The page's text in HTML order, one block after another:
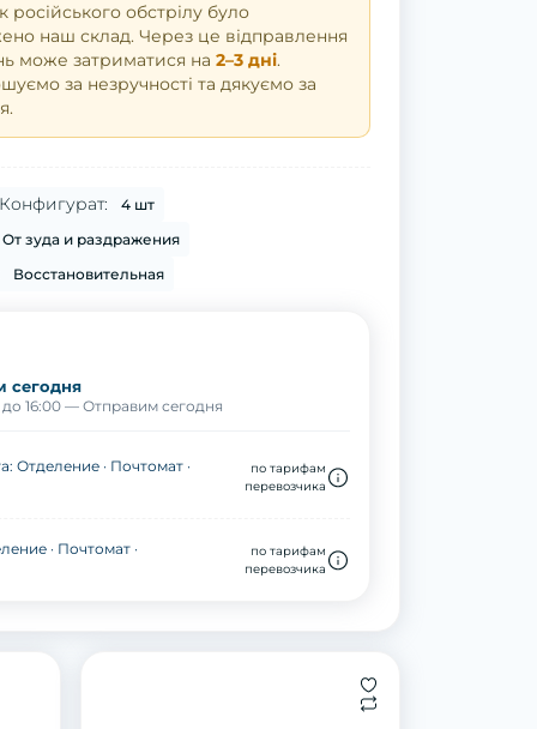
російського обстрілу було
наш склад. Через це відправлення
може затриматися на 2–3 дні.
за незручності та дякуємо за
Конфигурат: 4 шт
От зуда и раздражения
Восстановительная
сегодня
16:00 — Отправим сегодня
Отделение · Почтомат ·
по тарифам
перевозчика
· Почтомат ·
по тарифам
перевозчика